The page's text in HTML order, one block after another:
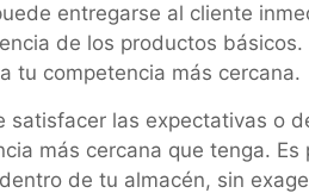
entregarse al cliente
de los productos
tu competencia más cercana.
satisfacer las expectativas o
más cercana que tenga.
de tu almacén, sin